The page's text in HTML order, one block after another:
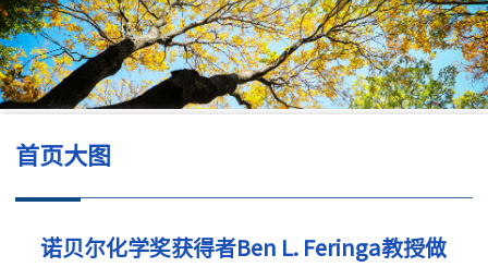
首页大图
诺贝尔化学奖获得者Ben L. Feringa教授做